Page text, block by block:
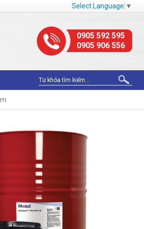
Select Language ▼
0905 592 595
0905 906 556